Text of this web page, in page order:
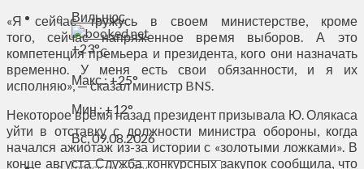
Вильнюс
+23°C
Макс.:+25°
Мин.:+12°
Вс, 09.08.2026
«Я сейчас тружусь в своем министерстве, кроме
того, сейчас напряженное время выборов. А это
компетенция премьера и президента, кого они назначать
временно. У меня есть свои обязанности, и я их
исполняю», — сказал министр BNS.
Некоторое время назад президент призывала Ю. Олякаса
уйти в отставку с должности министра обороны, когда
начался ажиотаж из-за истории с «золотыми ложками». В
конце августа Служба конкурсных закупок сообщила, что